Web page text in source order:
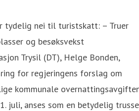
tydelig nei til turistskatt: – Truer
og besøksvekst
Trysil (DT), Helge Bonden,
for regjeringens forslag om
kommunale
juli, anses som en betydelig